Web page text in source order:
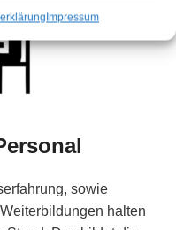
Impressum
sowie
halten